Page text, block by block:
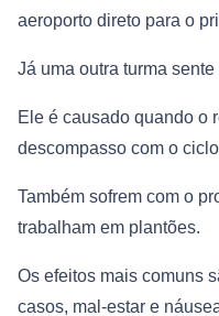
aeroporto direto para o
Já uma outra turma
Ele é causado quando o
descompasso com o
Também sofrem com o
trabalham em plantões.
Os efeitos mais comuns
casos, mal-estar e